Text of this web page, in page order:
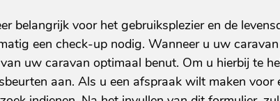
belangrijk voor het gebruiksplezier en de
een check-up nodig. Wanneer u uw
uw caravan optimaal benut. Om u hierbij te
aan. Als u een afspraak wilt maken voor